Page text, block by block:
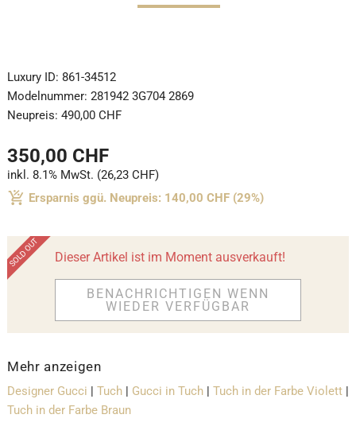
Luxury ID: 861-34512
Modelnummer: 281942 3G704 2869
Neupreis: 490,00 CHF
350,00 CHF
inkl. 8.1% MwSt. (26,23 CHF)
Ersparnis ggü. Neupreis: 140,00 CHF (29%)
Dieser Artikel ist im Moment ausverkauft!
BENACHRICHTIGEN WENN
WIEDER VERFÜGBAR
Mehr anzeigen
Designer Gucci Tuch Gucci in Tuch Tuch in der Farbe Violett
Tuch in der Farbe Braun